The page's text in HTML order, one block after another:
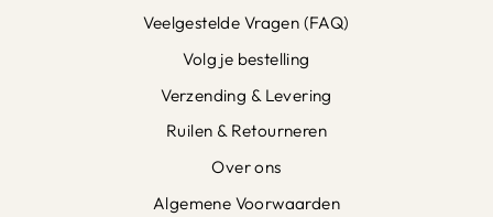
Veelgestelde Vragen (FAQ)
Volg je bestelling
Verzending & Levering
Ruilen & Retourneren
Over ons
Algemene Voorwaarden